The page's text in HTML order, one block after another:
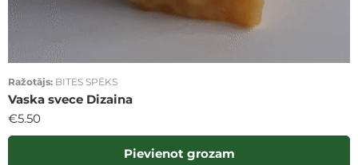
Ražotājs: BITES SPĒKS
Vaska svece Dizaina
€5.50
Pievienot grozam